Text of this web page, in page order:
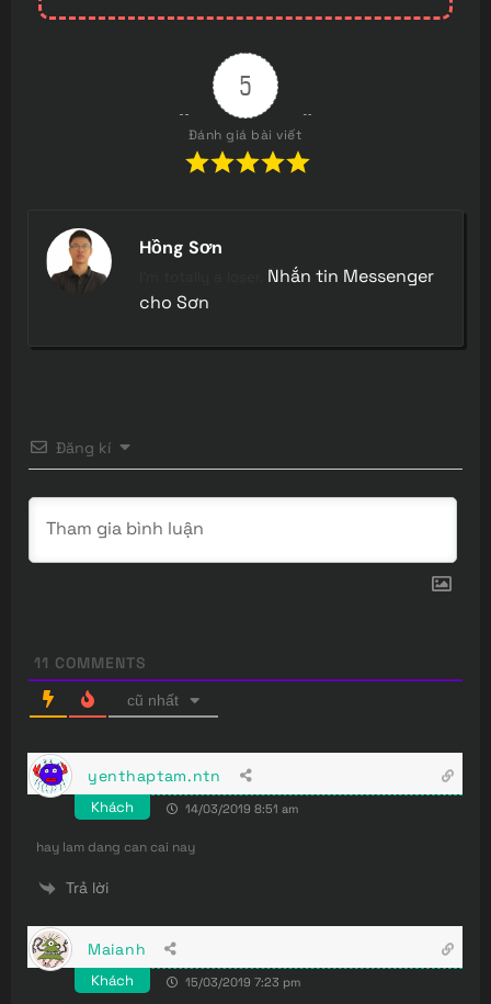
5
Đánh giá bài viết
Hồng Sơn
Nhắn tin Messenger
cho Sơn
Đăng kí
11 COMMENTS
cũ nhất
yenthaptam.ntn
Khách 14/03/2019 8:51 am
hay lam dang can cai nay
Trả lời
Maianh
Khách 15/03/2019 7:23 pm